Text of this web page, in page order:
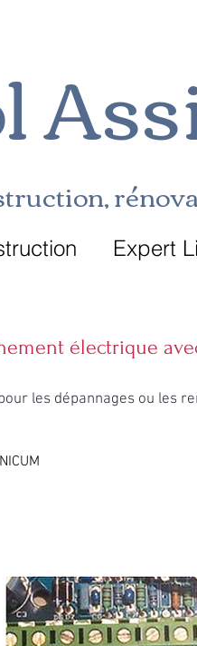
Expert
électrique
les dépannages ou les